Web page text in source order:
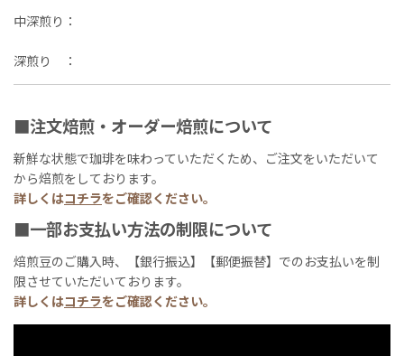
中深煎り：
深煎り ：
■注文焙煎・オーダー焙煎について
新鮮な状態で珈琲を味わっていただくため、ご注文をいただいて
から焙煎をしております。
詳しくはコチラをご確認ください。
■一部お支払い方法の制限について
焙煎豆のご購入時、【銀行振込】【郵便振替】でのお支払いを制
限させていただいております。
詳しくはコチラをご確認ください。